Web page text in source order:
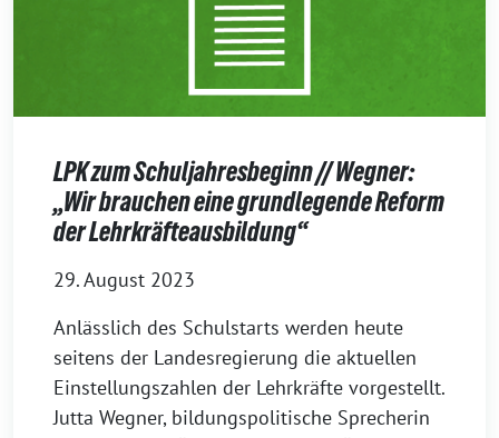
LPK zum Schuljahresbeginn // Wegner:
„Wir brauchen eine grundlegende Reform
der Lehrkräfteausbildung“
29. August 2023
Anlässlich des Schulstarts werden heute
seitens der Landesregierung die aktuellen
Einstellungszahlen der Lehrkräfte vorgestellt.
Jutta Wegner, bildungspolitische Sprecherin